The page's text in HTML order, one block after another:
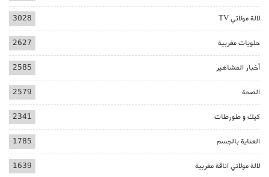
لالة مولاتي TV 3028
حلويات مغربية 2627
أخبار المشاهير 2585
الصحة 2579
كيك و طورطات 2341
العناية بالجسم 1785
لالة مولاتي اناقة مغربية 1639